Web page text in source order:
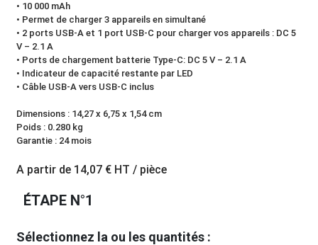
• 10 000 mAh
• Permet de charger 3 appareils en simultané
• 2 ports USB-A et 1 port USB-C pour charger vos appareils : DC 5
V – 2.1 A
• Ports de chargement batterie Type-C: DC 5 V – 2.1 A
• Indicateur de capacité restante par LED
• Câble USB-A vers USB-C inclus
Dimensions : 14,27 x 6,75 x 1,54 cm
Poids : 0.280 kg
Garantie : 24 mois
A partir de 14,07 € HT / pièce
ÉTAPE N°1
Sélectionnez la ou les quantités :